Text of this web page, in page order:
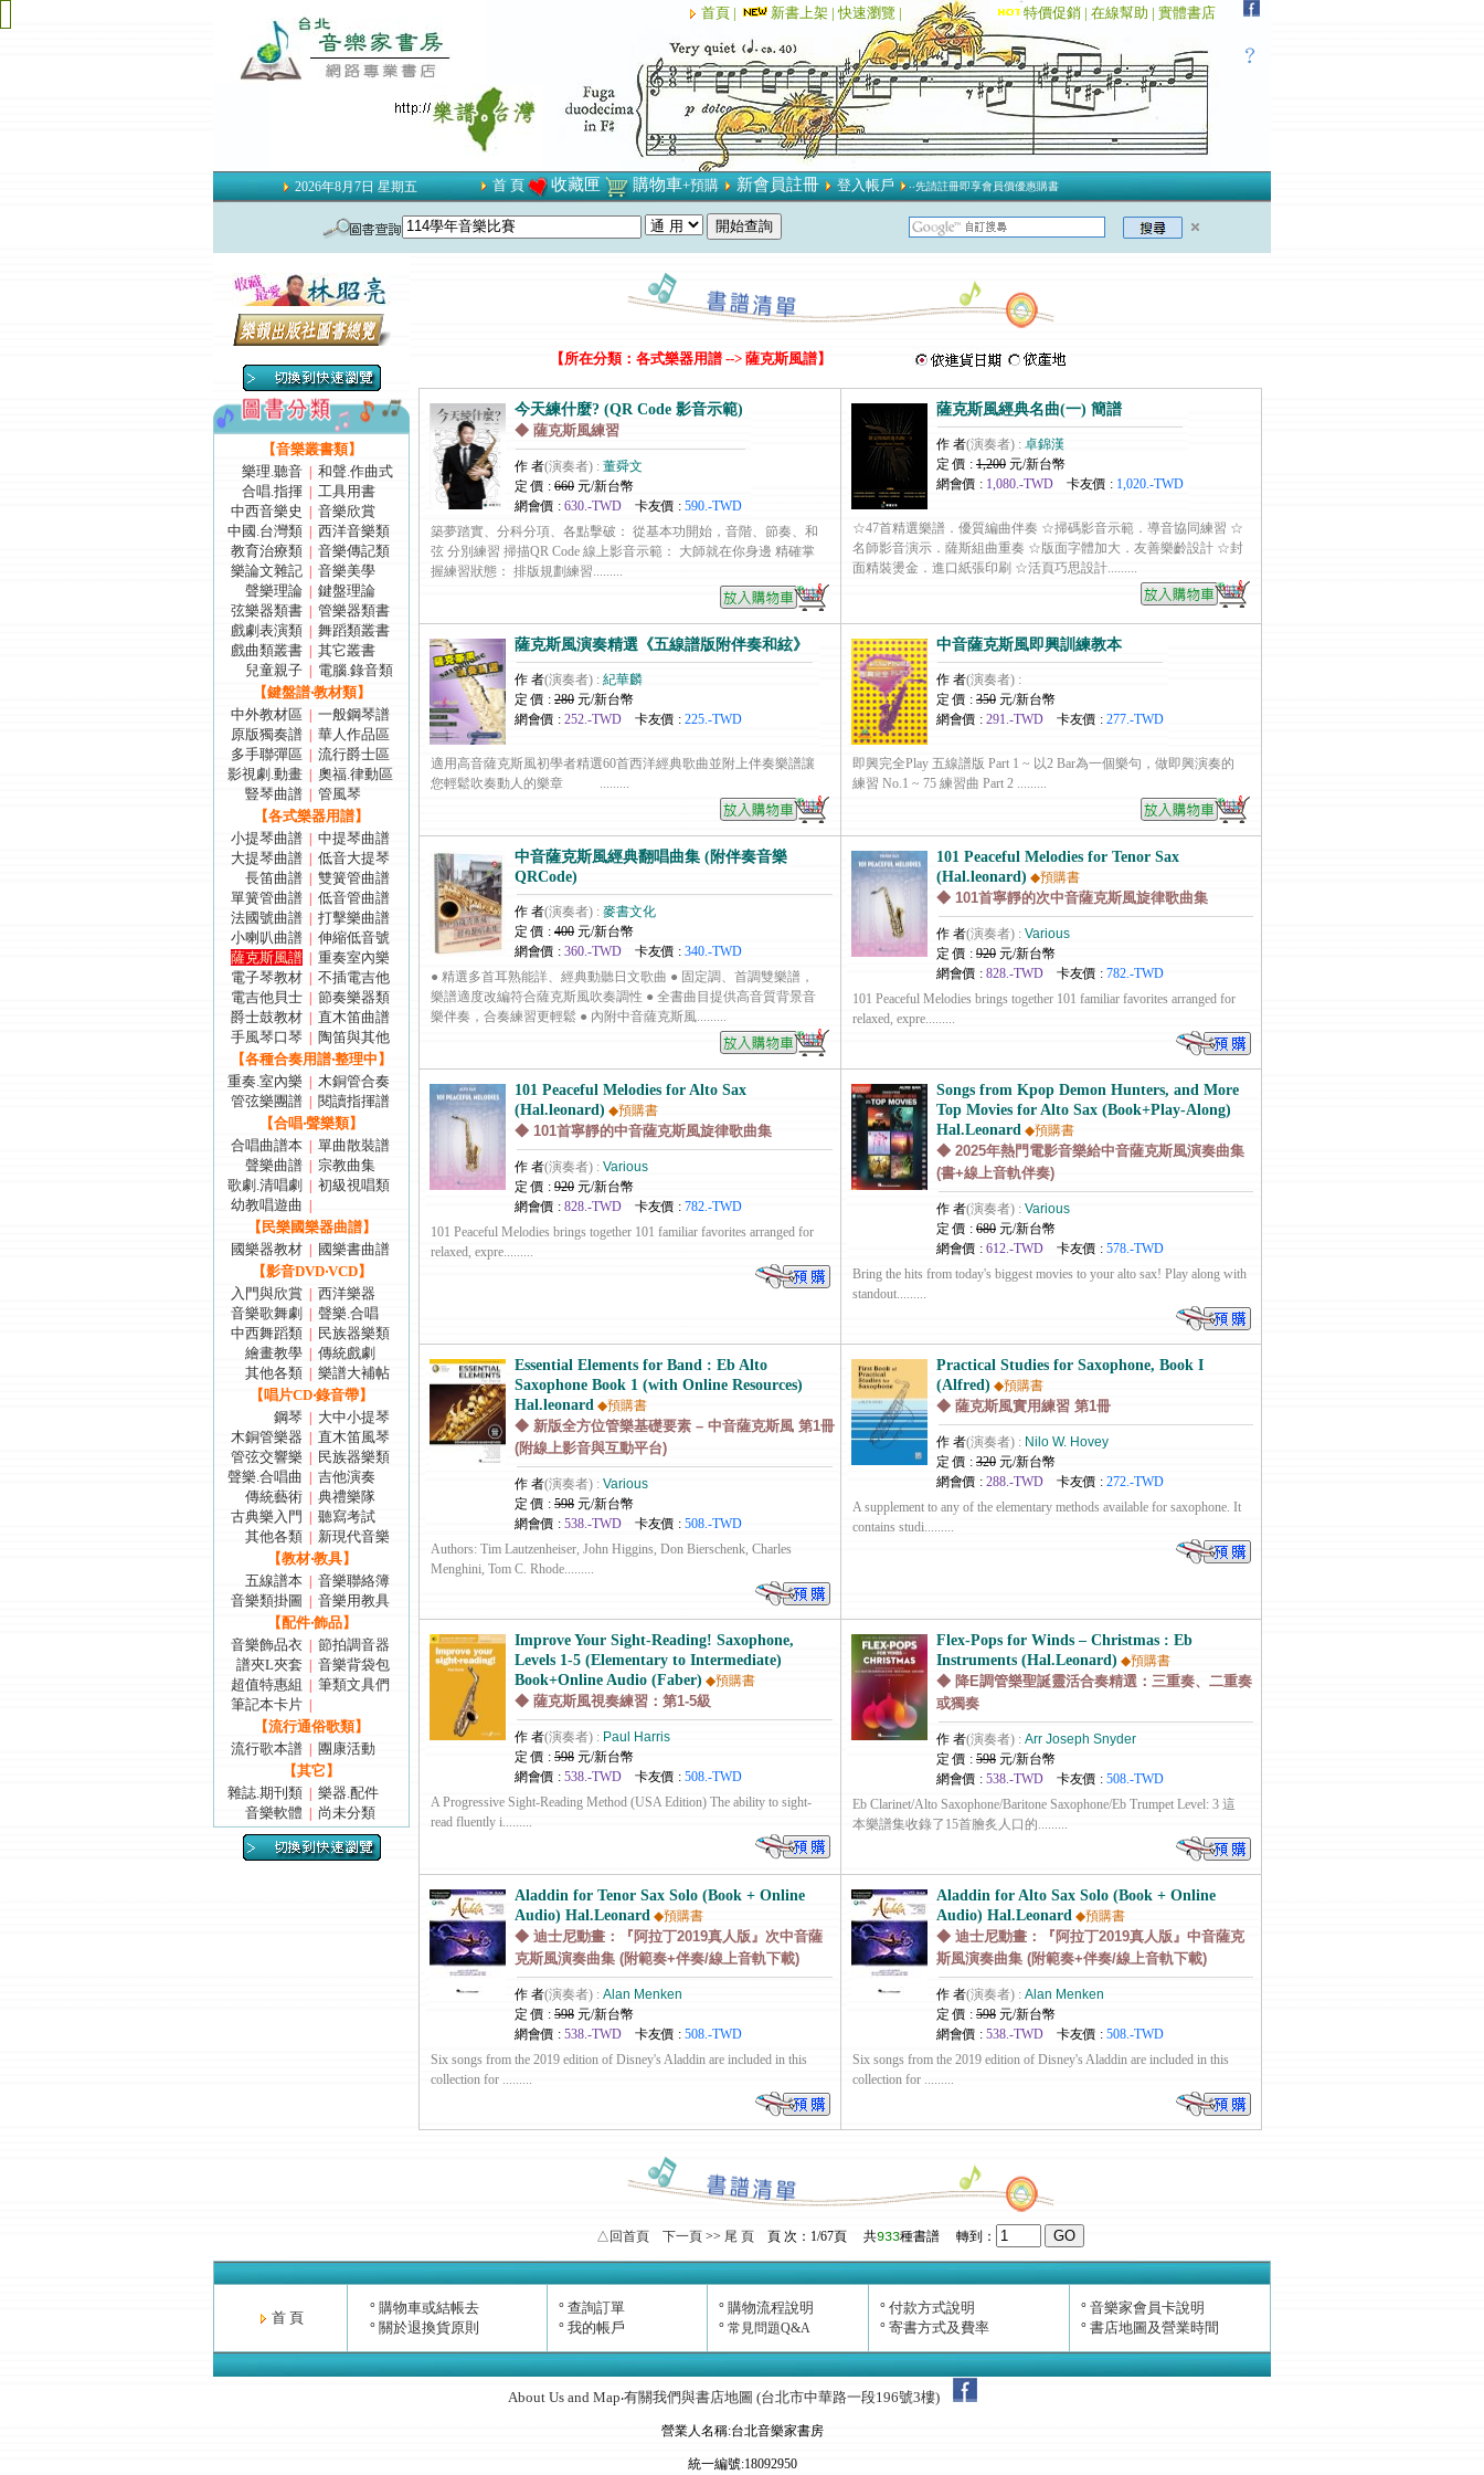
首頁 | 新書上架 |快速瀏覽 | 特價促銷 | 在線幫助 | 實體書店
2026年8月7日 星期五 首 頁 收藏匣 購物車+預購 新會員註冊 登入帳戶 ‧‧先請註冊即享會員價優惠購書
【音樂叢書類】
樂理.聽音
和聲.作曲式
合唱.指揮
工具用書
中西音樂史
音樂欣賞
中國.台灣類
西洋音樂類
教育治療類
音樂傳記類
樂論文雜記
音樂美學
聲樂理論
鍵盤理論
弦樂器類書
管樂器類書
戲劇表演類
舞蹈類叢書
戲曲類叢書
其它叢書
兒童親子
電腦.錄音類
【鍵盤譜‧教材類】
中外教材區
一般鋼琴譜
原版獨奏譜
華人作品區
多手聯彈區
流行爵士區
影視劇.動畫
奧福.律動區
豎琴曲譜
管風琴
【各式樂器用譜】
小提琴曲譜
中提琴曲譜
大提琴曲譜
低音大提琴
長笛曲譜
雙簧管曲譜
單簧管曲譜
低音管曲譜
法國號曲譜
打擊樂曲譜
小喇叭曲譜
伸縮低音號
薩克斯風譜
重奏室內樂
電子琴教材
不插電吉他
電吉他貝士
節奏樂器類
爵士鼓教材
直木笛曲譜
手風琴口琴
陶笛與其他
【各種合奏用譜‧整理中】
重奏.室內樂
木銅管合奏
管弦樂團譜
閱讀指揮譜
【合唱‧聲樂類】
合唱曲譜本
單曲散裝譜
聲樂曲譜
宗教曲集
歌劇.清唱劇
初級視唱類
幼教唱遊曲
【民樂國樂器曲譜】
國樂器教材
國樂書曲譜
【影音DVD‧VCD】
入門與欣賞
西洋樂器
音樂歌舞劇
聲樂.合唱
中西舞蹈類
民族器樂類
繪畫教學
傳統戲劇
其他各類
樂譜大補帖
【唱片CD‧錄音帶】
鋼琴
大中小提琴
木銅管樂器
直木笛風琴
管弦交響樂
民族器樂類
聲樂.合唱曲
吉他演奏
傳統藝術
典禮樂隊
古典樂入門
聽寫考試
其他各類
新現代音樂
【教材‧教具】
五線譜本
音樂聯絡簿
音樂類掛圖
音樂用教具
【配件‧飾品】
音樂飾品衣
節拍調音器
譜夾L夾套
音樂背袋包
超值特惠組
筆類文具們
筆記本卡片
【流行通俗歌類】
流行歌本譜
團康活動
【其它】
雜誌.期刊類
樂器.配件
音樂軟體
尚未分類
【所在分類：各式樂器用譜 --> 薩克斯風譜】
今天練什麼? (QR Code 影音示範)
◆ 薩克斯風練習
作 者(演奏者) : 董舜文
定 價 : 660 元/新台幣
網會價 : 630.-TWD 卡友價 : 590.-TWD
築夢踏實、分科分項、各點擊破： 從基本功開始，音階、節奏、和
弦 分別練習 掃描QR Code 線上影音示範： 大師就在你身邊 精確掌
握練習狀態： 排版規劃練習.........
薩克斯風經典名曲(一) 簡譜
作 者(演奏者) : 卓錦漢
定 價 : 1,200 元/新台幣
網會價 : 1,080.-TWD 卡友價 : 1,020.-TWD
☆47首精選樂譜．優質編曲伴奏 ☆掃碼影音示範．導音協同練習 ☆
名師影音演示．薩斯組曲重奏 ☆版面字體加大．友善樂齡設計 ☆封
面精裝燙金．進口紙張印刷 ☆活頁巧思設計.........
薩克斯風演奏精選《五線譜版附伴奏和絃》
作 者(演奏者) : 紀華麟
定 價 : 280 元/新台幣
網會價 : 252.-TWD 卡友價 : 225.-TWD
適用高音薩克斯風初學者精選60首西洋經典歌曲並附上伴奏樂譜讓
您輕鬆吹奏動人的樂章 .........
中音薩克斯風即興訓練教本
作 者(演奏者) :
定 價 : 350 元/新台幣
網會價 : 291.-TWD 卡友價 : 277.-TWD
即興完全Play 五線譜版 Part 1 ~ 以2 Bar為一個樂句，做即興演奏的
練習 No.1 ~ 75 練習曲 Part 2 .........
中音薩克斯風經典翻唱曲集 (附伴奏音樂
QRCode)
作 者(演奏者) : 麥書文化
定 價 : 400 元/新台幣
網會價 : 360.-TWD 卡友價 : 340.-TWD
● 精選多首耳熟能詳、經典動聽日文歌曲 ● 固定調、首調雙樂譜，
樂譜適度改編符合薩克斯風吹奏調性 ● 全書曲目提供高音質背景音
樂伴奏，合奏練習更輕鬆 ● 內附中音薩克斯風.........
101 Peaceful Melodies for Tenor Sax
(Hal.leonard) ◆預購書
◆ 101首寧靜的次中音薩克斯風旋律歌曲集
作 者(演奏者) : Various
定 價 : 920 元/新台幣
網會價 : 828.-TWD 卡友價 : 782.-TWD
101 Peaceful Melodies brings together 101 familiar favorites arranged for
relaxed, expre.........
101 Peaceful Melodies for Alto Sax
(Hal.leonard) ◆預購書
◆ 101首寧靜的中音薩克斯風旋律歌曲集
作 者(演奏者) : Various
定 價 : 920 元/新台幣
網會價 : 828.-TWD 卡友價 : 782.-TWD
101 Peaceful Melodies brings together 101 familiar favorites arranged for
relaxed, expre.........
Songs from Kpop Demon Hunters, and More
Top Movies for Alto Sax (Book+Play-Along)
Hal.Leonard ◆預購書
◆ 2025年熱門電影音樂給中音薩克斯風演奏曲集
(書+線上音軌伴奏)
作 者(演奏者) : Various
定 價 : 680 元/新台幣
網會價 : 612.-TWD 卡友價 : 578.-TWD
Bring the hits from today's biggest movies to your alto sax! Play along with
standout.........
Essential Elements for Band : Eb Alto
Saxophone Book 1 (with Online Resources)
Hal.leonard ◆預購書
◆ 新版全方位管樂基礎要素 – 中音薩克斯風 第1冊
(附線上影音與互動平台)
作 者(演奏者) : Various
定 價 : 598 元/新台幣
網會價 : 538.-TWD 卡友價 : 508.-TWD
Authors: Tim Lautzenheiser, John Higgins, Don Bierschenk, Charles
Menghini, Tom C. Rhode.........
Practical Studies for Saxophone, Book I
(Alfred) ◆預購書
◆ 薩克斯風實用練習 第1冊
作 者(演奏者) : Nilo W. Hovey
定 價 : 320 元/新台幣
網會價 : 288.-TWD 卡友價 : 272.-TWD
A supplement to any of the elementary methods available for saxophone. It
contains studi.........
Improve Your Sight-Reading! Saxophone,
Levels 1-5 (Elementary to Intermediate)
Book+Online Audio (Faber) ◆預購書
◆ 薩克斯風視奏練習：第1-5級
作 者(演奏者) : Paul Harris
定 價 : 598 元/新台幣
網會價 : 538.-TWD 卡友價 : 508.-TWD
A Progressive Sight-Reading Method (USA Edition) The ability to sight-
read fluently i.........
Flex-Pops for Winds – Christmas : Eb
Instruments (Hal.Leonard) ◆預購書
◆ 降E調管樂聖誕靈活合奏精選：三重奏、二重奏
或獨奏
作 者(演奏者) : Arr Joseph Snyder
定 價 : 598 元/新台幣
網會價 : 538.-TWD 卡友價 : 508.-TWD
Eb Clarinet/Alto Saxophone/Baritone Saxophone/Eb Trumpet Level: 3 這
本樂譜集收錄了15首膾炙人口的.........
Aladdin for Tenor Sax Solo (Book + Online
Audio) Hal.Leonard ◆預購書
◆ 迪士尼動畫：『阿拉丁2019真人版』次中音薩
克斯風演奏曲集 (附範奏+伴奏/線上音軌下載)
作 者(演奏者) : Alan Menken
定 價 : 598 元/新台幣
網會價 : 538.-TWD 卡友價 : 508.-TWD
Six songs from the 2019 edition of Disney's Aladdin are included in this
collection for .........
Aladdin for Alto Sax Solo (Book + Online
Audio) Hal.Leonard ◆預購書
◆ 迪士尼動畫：『阿拉丁2019真人版』中音薩克
斯風演奏曲集 (附範奏+伴奏/線上音軌下載)
作 者(演奏者) : Alan Menken
定 價 : 598 元/新台幣
網會價 : 538.-TWD 卡友價 : 508.-TWD
Six songs from the 2019 edition of Disney's Aladdin are included in this
collection for .........
△回首頁 下一頁 >> 尾 頁 頁 次： 1/67頁 共933種書譜 轉到：
首 頁
° 購物車或結帳去
° 關於退換貨原則
° 查詢訂單
° 我的帳戶
° 購物流程說明
° 常見問題Q&A
° 付款方式說明
° 寄書方式及費率
° 音樂家會員卡說明
° 書店地圖及營業時間
About Us and Map‧有關我們與書店地圖 (台北市中華路一段196號3樓)
營業人名稱:台北音樂家書房
統一編號:18092950